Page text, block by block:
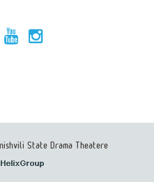
State Drama Theatere